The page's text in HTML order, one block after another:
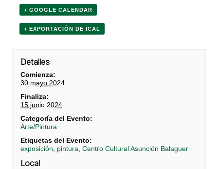
+ GOOGLE CALENDAR
+ EXPORTACIÓN DE ICAL
Detalles
Comienza:
30 mayo 2024
Finaliza:
15 junio 2024
Categoría del Evento:
Arte/Pintura
Etiquetas del Evento:
exposición, pintura, Centro Cultural Asunción Balaguer
Local